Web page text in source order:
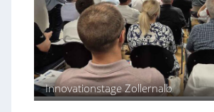
e
a
c
h
e
n
h
i
n
n
p
e
o
n
s
e
s
t
Innovationstage Zollernalb